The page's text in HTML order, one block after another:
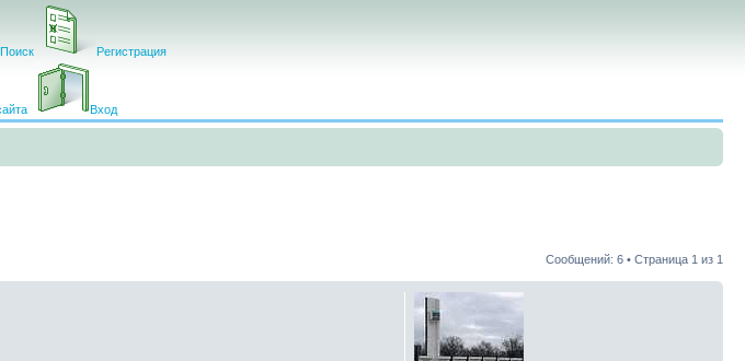
Поиск Регистрация
Вход
Сообщений: 6 • Страница 1 из 1